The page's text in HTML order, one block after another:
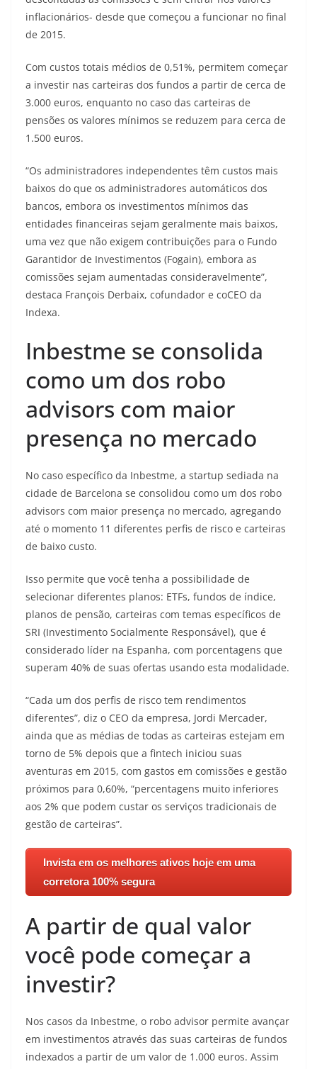
inflacionários- desde que começou a funcionar no final
de 2015.
Com custos totais médios de 0,51%, permitem começar
a investir nas carteiras dos fundos a partir de cerca de
3.000 euros, enquanto no caso das carteiras de
pensões os valores mínimos se reduzem para cerca de
1.500 euros.
“Os administradores independentes têm custos mais
baixos do que os administradores automáticos dos
bancos, embora os investimentos mínimos das
entidades financeiras sejam geralmente mais baixos,
uma vez que não exigem contribuições para o Fundo
Garantidor de Investimentos (Fogain), embora as
comissões sejam aumentadas consideravelmente”,
destaca François Derbaix, cofundador e coCEO da
Indexa.
Inbestme se consolida
como um dos robo
advisors com maior
presença no mercado
No caso específico da Inbestme, a startup sediada na
cidade de Barcelona se consolidou como um dos robo
advisors com maior presença no mercado, agregando
até o momento 11 diferentes perfis de risco e carteiras
de baixo custo.
Isso permite que você tenha a possibilidade de
selecionar diferentes planos: ETFs, fundos de índice,
planos de pensão, carteiras com temas específicos de
SRI (Investimento Socialmente Responsável), que é
considerado líder na Espanha, com porcentagens que
superam 40% de suas ofertas usando esta modalidade.
“Cada um dos perfis de risco tem rendimentos
diferentes”, diz o CEO da empresa, Jordi Mercader,
ainda que as médias de todas as carteiras estejam em
torno de 5% depois que a fintech iniciou suas
aventuras em 2015, com gastos em comissões e gestão
próximos para 0,60%, “percentagens muito inferiores
aos 2% que podem custar os serviços tradicionais de
gestão de carteiras”.
Invista em os melhores ativos hoje em uma
corretora 100% segura
A partir de qual valor
você pode começar a
investir?
Nos casos da Inbestme, o robo advisor permite avançar
em investimentos através das suas carteiras de fundos
indexados a partir de um valor de 1.000 euros. Assim